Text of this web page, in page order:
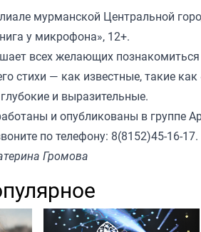
мурманской Центральной
у микрофона», 12+.
всех желающих
стихи — как известные, такие
и выразительные.
и опубликованы в группе
по телефону: 8(8152)45-16-17.
Громова